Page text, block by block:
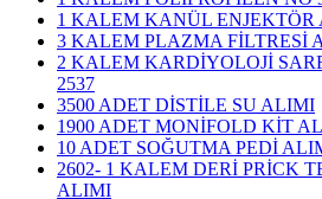
1 KALEM KANÜL ENJEKTÖR
3 KALEM PLAZMA FİLTRESİ
​2 KALEM KARDİYOLOJİ
2537
3500 ADET DİSTİLE SU ALIMI
1900 ADET MONİFOLD KİT
10 ADET SOĞUTMA PEDİ
2602- 1 KALEM DERİ PRİCK
ALIMI